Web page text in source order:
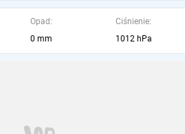
Opad:
0 mm
Ciśnienie:
1012 hPa